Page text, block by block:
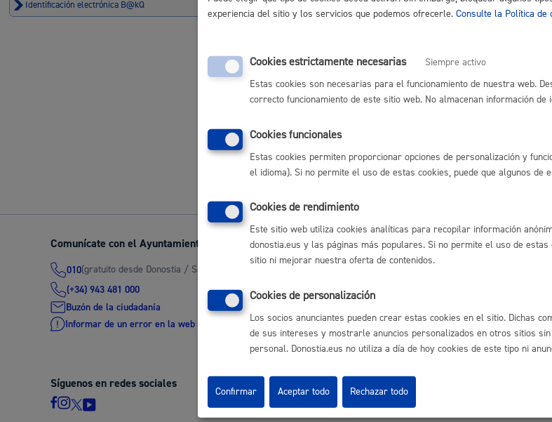
Seguridad ciudadana y emergencias
Salud Pública, animales y consumo
Infancia y juventud
Identificación electrónica B@kQ
Servicios sociales
Personas mayores, dependencia, discapacidad
Volver al índice Volver atrás
Comunícate con el Ayuntamiento de Donostia / San Sebastián
010(gratuito desde Donostia / San Sebastián)
(+34) 943 481 000
Buzón de la ciudadanía
Informar de un error en la web
Síguenos en redes sociales
experiencia del sitio y los servicios que podemos ofrecerle. Consulte la Política de
Cookies estrictamente necesarias
Siempre activo
Estas cookies son necesarias para el funcionamiento de nuestra web.
correcto funcionamiento de este sitio web. No almacenan información de
Cookies funcionales
Estas cookies permiten proporcionar opciones de personalización y
el idioma). Si no permite el uso de estas cookies, puede que algunos de
Cookies de rendimiento
Este sitio web utiliza cookies analíticas para recopilar información
donostia.eus y las páginas más populares. Si no permite el uso de
sitio ni mejorar nuestra oferta de contenidos.
Cookies de personalización
Los socios anunciantes pueden crear estas cookies en el sitio. Dichas
de sus intereses y mostrarle anuncios personalizados en otros sitios
personal. Donostia.eus no utiliza a día de hoy cookies de este tipo ni
Rechazar todo
Confirmar Aceptar todo